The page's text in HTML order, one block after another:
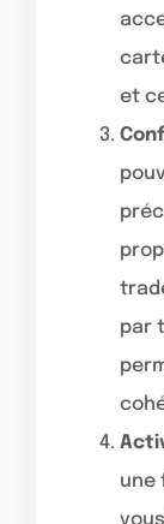
et
par
une